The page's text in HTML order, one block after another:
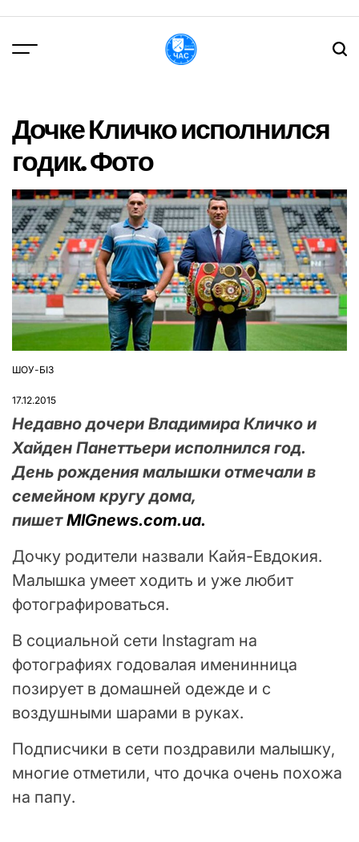
вмісту
Дочке Кличко исполнился
годик. Фото
ОПУБЛІКУВАТИ
ШОУ-БІЗ
17.12.2015
Недавно дочери Владимира Кличко и
Хайден Панеттьери исполнился год.
День рождения малышки отмечали в
семейном кругу дома,
пишетMIGnews.com.ua.
Дочку родители назвали Кайя-Евдокия.
Малышка умеет ходить и уже любит
фотографироваться.
В социальной сети Instagram на
фотографиях годовалая именинница
позирует в домашней одежде и с
воздушными шарами в руках.
Подписчики в сети поздравили малышку,
многие отметили, что дочка очень похожа
на папу.